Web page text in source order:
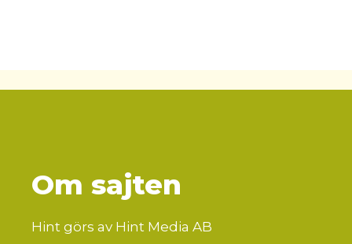
Om sajten
Hint görs av Hint Media AB